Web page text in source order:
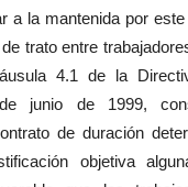
a la mantenida por
trato entre
4.1 de la
junio de 1999,
de duración
objetiva